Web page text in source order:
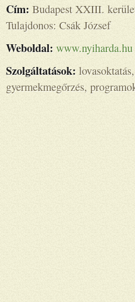
Cím: Budapest XXIII.
Tulajdonos: Csák József
Weboldal: www.nyiharda.hu
Szolgáltatások:
gyermekmegőrzés,